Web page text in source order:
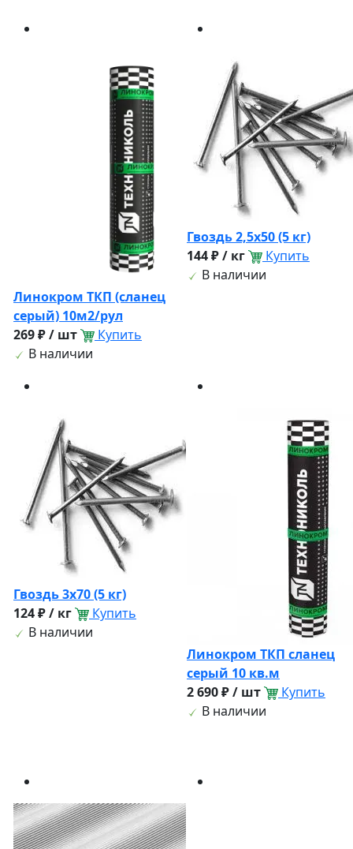
Линокром ТКП (сланец
серый) 10м2/рул
269 ₽ / шт
Купить
В наличии
Гвоздь 2,5х50 (5 кг)
144 ₽ / кг
Купить
В наличии
Гвоздь 3х70 (5 кг)
124 ₽ / кг
Купить
В наличии
Линокром ТКП сланец
серый 10 кв.м
2 690 ₽ / шт
Купить
В наличии